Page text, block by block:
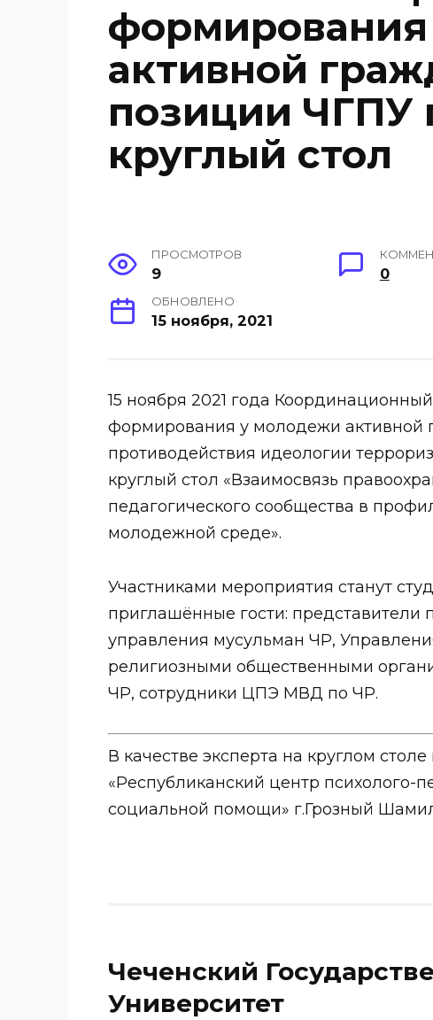
активной
позиции ЧГПУ
круглый стол
ПРОСМОТРОВ
9 0
ОБНОВЛЕНО
15 ноября, 2021
15 ноября 2021 года
формирования у молодежи активной
противодействия идеологии
круглый стол «Взаимосвязь
педагогического сообщества в
молодежной среде».
Участниками мероприятия станут
приглашённые гости: представители
управления мусульман ЧР,
религиозными общественными
ЧР, сотрудники ЦПЭ МВД по ЧР.
В качестве эксперта на круглом
«Республиканский центр психолого-
социальной помощи» г.Грозный
Чеченский
Университет